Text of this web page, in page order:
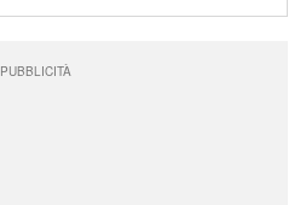
PUBBLICITÀ